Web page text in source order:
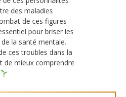
des maladies
de ces figures
pour briser les
la santé mentale.
ces troubles dans la
de mieux comprendre